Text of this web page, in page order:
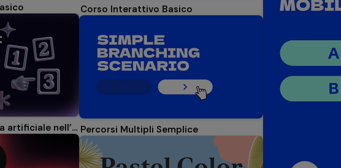
Microcorso: intelligenza artificiale nell’educazione
Corso Interattivo Basico
Percorsi Multipli Semplice